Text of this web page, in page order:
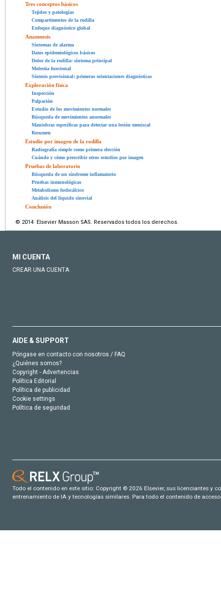
Tres conceptos básicos
Tejidos y patologías
Compartimentos de la rodilla
Enfoque diagnóstico global
Anamnesis
Síntomas de alarma
Datos epidemiológicos básicos
Dolor de la rodilla: síntoma principal
Molestia funcional
Síntesis provisional: primeras orientaciones diagnósticas
Exploración física
Inspección
Palpación
Estudio de los movimientos normales
Búsqueda de movimientos anormales
Maniobras específicas para detectar una lesión meniscal
Resumen
Estudio por imagen de la rodilla
Radiografía simple como primera elección
Cuándo y cómo prescribir otros estudios por imagen
Pruebas de laboratorio
Búsqueda de un síndrome inflamatorio
Pruebas inmunológicas
Metabolismo fosfocálcico
Análisis del líquido sinovial
Conclusión
© 2014 Elsevier Masson SAS. Reservados todos los derechos.
MI CUENTA
CREAR UNA CUENTA
AIDE & SUPPORT
Póngase en contacto con nosotros / FAQ
¿Quiénes somos?
Copyright - Advertencias
Política Editorial
Política de publicidad
Cookie settings
Política de seguridad
Todo el contenido en este sitio: Copyright © 2026 Elsevier, sus licenciantes y
entrenamiento de IA y tecnologías similares. Para todo el contenido de